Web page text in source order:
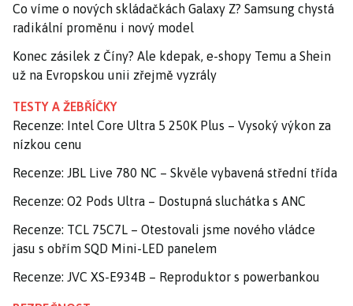
Co víme o nových skládačkách Galaxy Z? Samsung chystá
radikální proměnu i nový model
Konec zásilek z Číny? Ale kdepak, e-shopy Temu a Shein
už na Evropskou unii zřejmě vyzrály
TESTY A ŽEBŘÍČKY
Recenze: Intel Core Ultra 5 250K Plus – Vysoký výkon za
nízkou cenu
Recenze: JBL Live 780 NC – Skvěle vybavená střední třída
Recenze: O2 Pods Ultra – Dostupná sluchátka s ANC
Recenze: TCL 75C7L – Otestovali jsme nového vládce
jasu s obřím SQD Mini-LED panelem
Recenze: JVC XS-E934B – Reproduktor s powerbankou